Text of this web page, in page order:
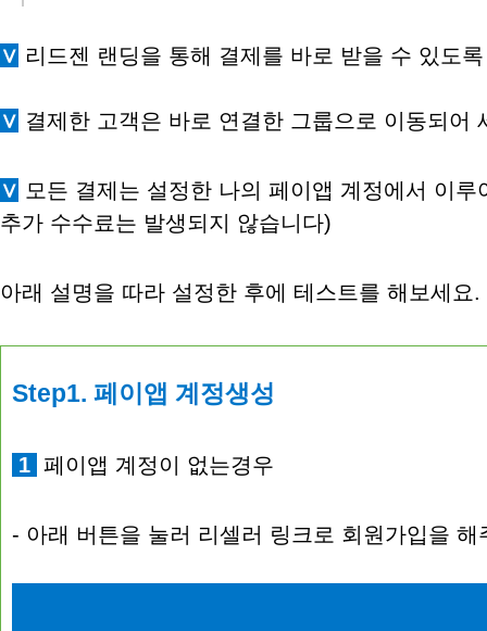
∨ 리드젠 랜딩을 통해 결제를 바로 받을 수 있도
∨ 결제한 고객은 바로 연결한 그룹으로 이동되
∨ 모든 결제는 설정한 나의 페이앱 계정에서 이
추가 수수료는 발생되지 않습니다)
아래 설명을 따라 설정한 후에 테스트를 해보세요.
Step1. 페이앱 계정생성
1 페이앱 계정이 없는경우
- 아래 버튼을 눌러 리셀러 링크로 회원가입을 해